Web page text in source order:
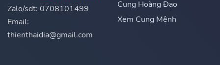
Zalo/sdt: 0708101499
Email:
thienthaidia@gmail.com
Cung Hoàng Đạo
Xem Cung Mệnh